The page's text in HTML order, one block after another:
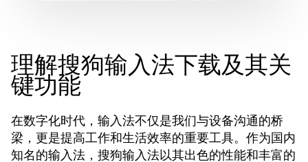
理解搜狗输入法下载及其关
键功能
在数字化时代，输入法不仅是我们与设备沟通的桥
梁，更是提高工作和生活效率的重要工具。作为国内
知名的输入法，搜狗输入法以其出色的性能和丰富的